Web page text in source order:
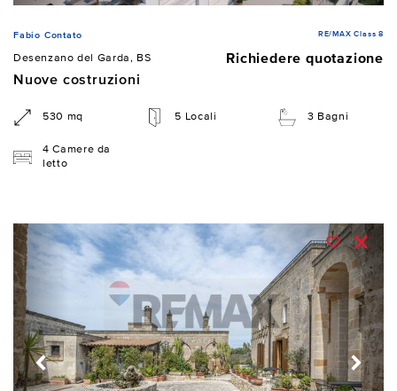
Fabio Contato RE/MAX Class 8
Desenzano del Garda, BS
Richiedere quotazione
Nuove costruzioni
530 mq 5 Locali 3 Bagni
4 Camere da
letto